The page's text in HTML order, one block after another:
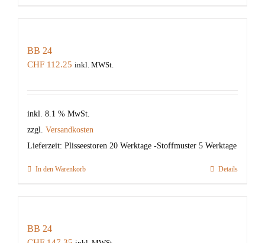
BB 24
CHF 112.25 inkl. MWSt.
inkl. 8.1 % MwSt.
zzgl. Versandkosten
Lieferzeit: Plisseestoren 20 Werktage -Stoffmuster 5 Werktage
In den Warenkorb Details
BB 24